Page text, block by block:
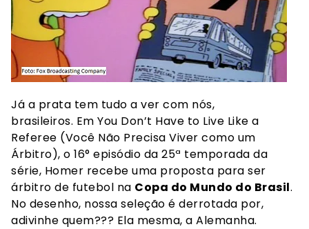
Já a prata tem tudo a ver com nós,
brasileiros. Em You Don’t Have to Live Like a
Referee (Você Não Precisa Viver como um
Árbitro), o 16° episódio da 25ª temporada da
série, Homer recebe uma proposta para ser
árbitro de futebol na Copa do Mundo do Brasil.
No desenho, nossa seleção é derrotada por,
adivinhe quem??? Ela mesma, a Alemanha.